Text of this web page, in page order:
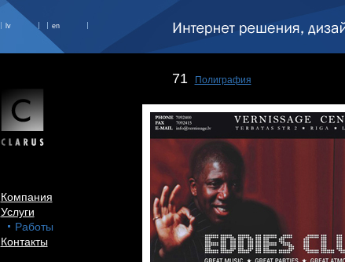
lv en
Компания
Услуги
Работы
Контакты
71 Полиграфия